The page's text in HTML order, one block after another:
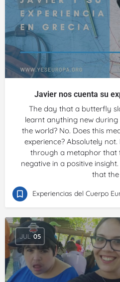
Javier nos cuenta su
The day that a butterfly
learnt anything new
the world? No. Does this
experience? Absolutely
through a metaphor that
negative in a positive
that
Experiencias del Cuerpo
JUL 05